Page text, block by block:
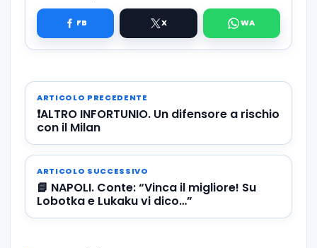
ARTICOLO PRECEDENTE
❗️ALTRO INFORTUNIO. Un difensore a rischio
con il Milan
ARTICOLO SUCCESSIVO
📘 NAPOLI. Conte: “Vinca il migliore! Su
Lobotka e Lukaku vi dico…”